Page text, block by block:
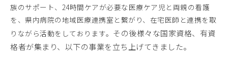
族のサポート、24時間ケアが必要な医療ケア児と両親の看護
を、県内病院の地域医療連携室と繋がり、在宅医師と連携を取
りながら活動をしております。 その後様々な国家資格、有資
格者が集まり、以下の事業を立ち上げてきました。